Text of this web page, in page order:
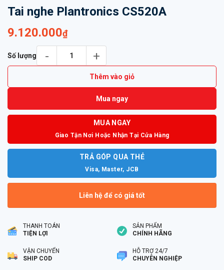
Tai nghe Plantronics CS520A
9.120.000₫
Số lượng
Thêm vào giỏ
Mua ngay
MUA NGAY
Giao Tận Nơi Hoặc Nhận Tại Cửa Hàng
TRẢ GÓP QUA THẺ
Visa, Master, JCB
Liên hệ để có giá tốt
THANH TOÁN
TIỆN LỢI
SẢN PHẨM
CHÍNH HÃNG
VẬN CHUYỂN
SHIP COD
HỖ TRỢ 24/7
CHUYÊN NGHIỆP